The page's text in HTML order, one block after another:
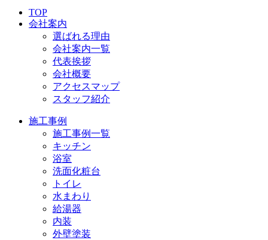
TOP
会社案内
選ばれる理由
会社案内一覧
代表挨拶
会社概要
アクセスマップ
スタッフ紹介
施工事例
施工事例一覧
キッチン
浴室
洗面化粧台
トイレ
水まわり
給湯器
内装
外壁塗装